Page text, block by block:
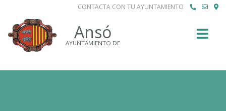
CONTACTA CON TU AYUNTAMIENTO
Ansó
AYUNTAMIENTO DE